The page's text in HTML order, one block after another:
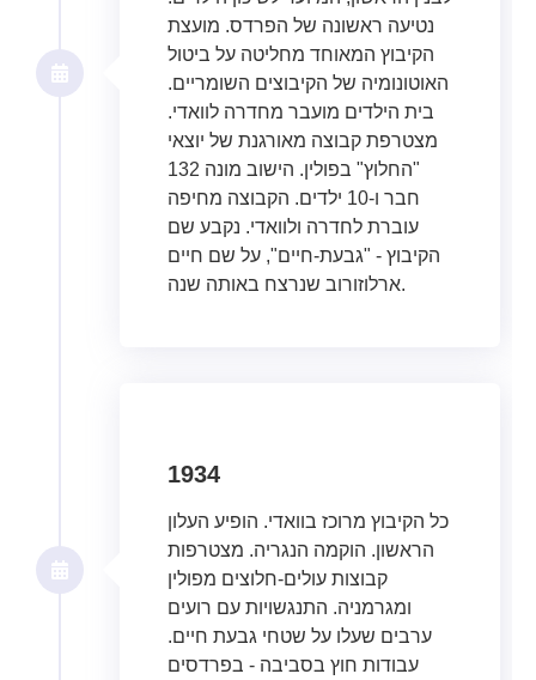
נטיעה ראשונה של הפרדס. מועצת
הקיבוץ המאוחד מחליטה על ביטול
האוטונומיה של הקיבוצים השומריים.
בית הילדים מועבר מחדרה לוואדי.
מצטרפת קבוצה מאורגנת של יוצאי
"החלוץ" בפולין. הישוב מונה 132
חבר ו-10 ילדים. הקבוצה מחיפה
עוברת לחדרה ולוואדי. נקבע שם
הקיבוץ - "גבעת-חיים", על שם חיים
ארלוזורוב שנרצח באותה שנה.
1934
כל הקיבוץ מרוכז בוואדי. הופיע העלון
הראשון. הוקמה הנגריה. מצטרפות
קבוצות עולים-חלוצים מפולין
ומגרמניה. התנגשויות עם רועים
ערבים שעלו על שטחי גבעת חיים.
עבודות חוץ בסביבה - בפרדסים